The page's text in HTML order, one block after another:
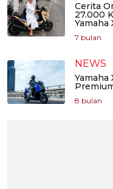
Cerita
27.000
Yamaha
7 bulan
NEWS
Yamaha
8 bulan